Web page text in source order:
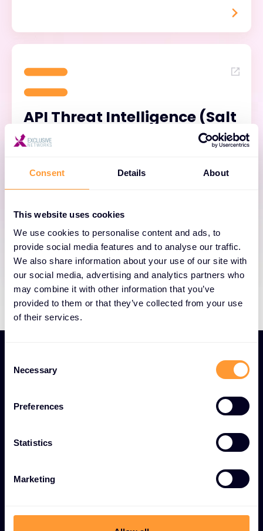
Consent Details About
This website uses cookies
We use cookies to personalise content and ads, to
provide social media features and to analyse our traffic.
We also share information about your use of our site with
our social media, advertising and analytics partners who
may combine it with other information that you’ve
provided to them or that they’ve collected from your use
of their services.
Necessary
Preferences
Statistics
Marketing
API Threat Intelligence (Salt
Labs)
menaces API alimenté par l’analyse mondiale
Il permet d’anticiper les nouvelles techniques
d’attaque et d’adapter la posture de sécurité
API en fonction des risques émergents.
Actus récentes
RENCONTRER L'ÉQUIPE
Besoin d'aide pour tout ce
qui touche à Salt ?